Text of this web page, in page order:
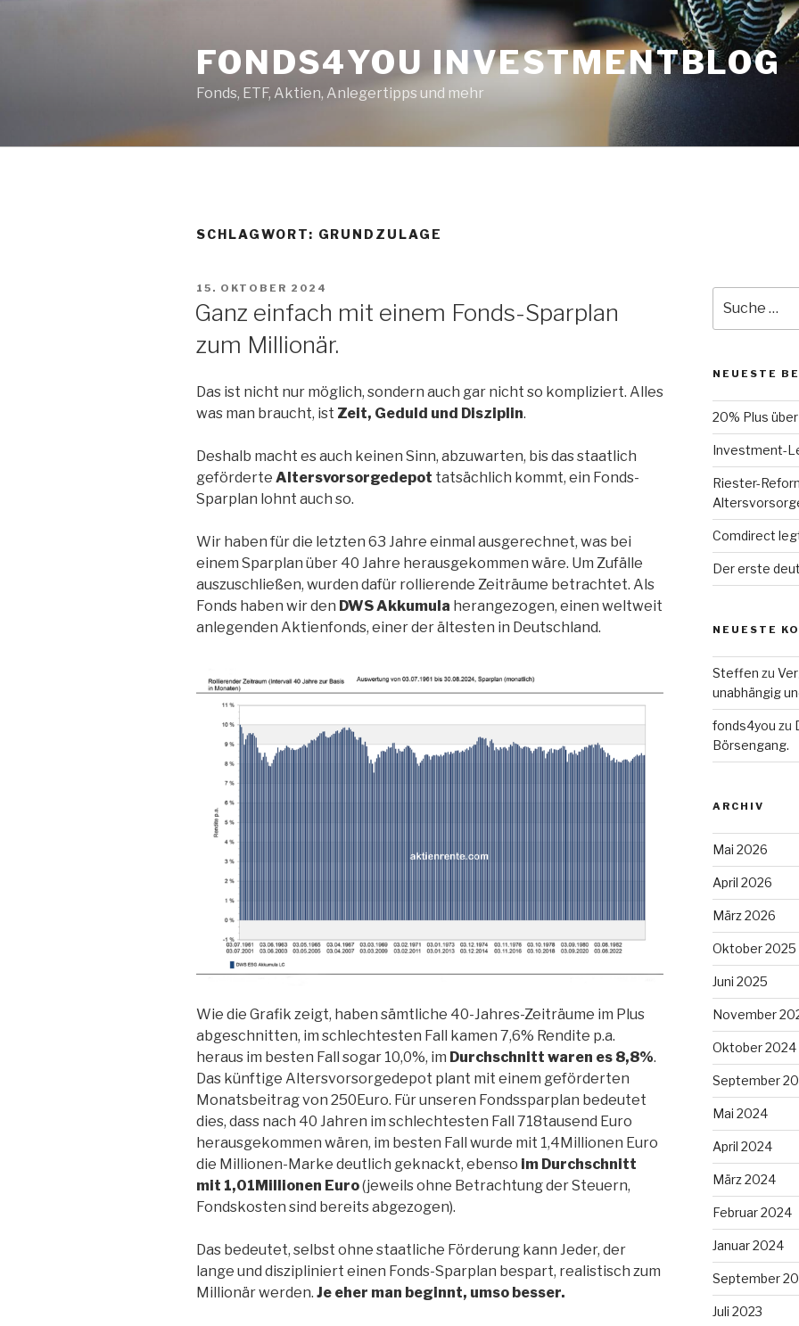
FONDS4YOU INVESTMENTBLOG
Fonds, ETF, Aktien, Anlegertipps und mehr
SCHLAGWORT: GRUNDZULAGE
VERÖFFENTLICHT
15. OKTOBER 2024
Ganz einfach mit einem Fonds-Sparplan
zum Millionär.
Das ist nicht nur möglich, sondern auch gar nicht so kompliziert. Alles
was man braucht, ist Zeit, Geduld und Disziplin.
Deshalb macht es auch keinen Sinn, abzuwarten, bis das staatlich
geförderte Altersvorsorgedepot tatsächlich kommt, ein Fonds-
Sparplan lohnt auch so.
Wir haben für die letzten 63 Jahre einmal ausgerechnet, was bei
einem Sparplan über 40 Jahre herausgekommen wäre. Um Zufälle
auszuschließen, wurden dafür rollierende Zeiträume betrachtet. Als
Fonds haben wir den DWS Akkumula herangezogen, einen weltweit
anlegenden Aktienfonds, einer der ältesten in Deutschland.
Wie die Grafik zeigt, haben sämtliche 40-Jahres-Zeiträume im Plus
abgeschnitten, im schlechtesten Fall kamen 7,6% Rendite p.a.
heraus im besten Fall sogar 10,0%, im Durchschnitt waren es 8,8%.
Das künftige Altersvorsorgedepot plant mit einem geförderten
Monatsbeitrag von 250Euro. Für unseren Fondssparplan bedeutet
dies, dass nach 40 Jahren im schlechtesten Fall 718tausend Euro
herausgekommen wären, im besten Fall wurde mit 1,4Millionen Euro
die Millionen-Marke deutlich geknackt, ebenso im Durchschnitt
mit 1,01Millionen Euro(jeweils ohne Betrachtung der Steuern,
Fondskosten sind bereits abgezogen).
Das bedeutet, selbst ohne staatliche Förderung kann Jeder, der
lange und diszipliniert einen Fonds-Sparplan bespart, realistisch zum
Millionär werden. Je eher man beginnt, umso besser.
nach:
NEUESTE
20% Plus
Investment-
Riester-
Comdirect
Der erste
NEUESTE
Steffen zu
unabhängig
fonds4you zu
Börsengang.
ARCHIV
Mai 2026
April 2026
März 2026
Oktober 2025
Juni 2025
November
Oktober 2024
September
Mai 2024
April 2024
März 2024
Februar 2024
Januar 2024
September
Juli 2023